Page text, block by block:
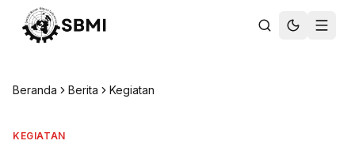
Beranda Berita Kegiatan
KEGIATAN